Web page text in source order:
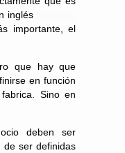
inglés
importante, el
que hay que
en función
Sino en
deben ser
ser definidas